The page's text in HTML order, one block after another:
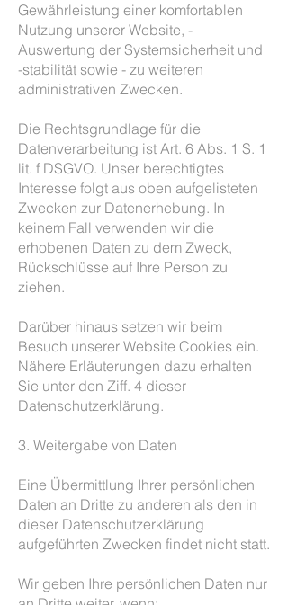
Gewährleistung einer komfortablen
Nutzung unserer Website, -
Auswertung der Systemsicherheit und
-stabilität sowie - zu weiteren
administrativen Zwecken.
Die Rechtsgrundlage für die
Datenverarbeitung ist Art. 6 Abs. 1 S. 1
lit. f DSGVO. Unser berechtigtes
Interesse folgt aus oben aufgelisteten
Zwecken zur Datenerhebung. In
keinem Fall verwenden wir die
erhobenen Daten zu dem Zweck,
Rückschlüsse auf Ihre Person zu
ziehen.
Darüber hinaus setzen wir beim
Besuch unserer Website Cookies ein.
Nähere Erläuterungen dazu erhalten
Sie unter den Ziff. 4 dieser
Datenschutzerklärung.
3. Weitergabe von Daten
Eine Übermittlung Ihrer persönlichen
Daten an Dritte zu anderen als den in
dieser Datenschutzerklärung
aufgeführten Zwecken findet nicht statt.
Wir geben Ihre persönlichen Daten nur